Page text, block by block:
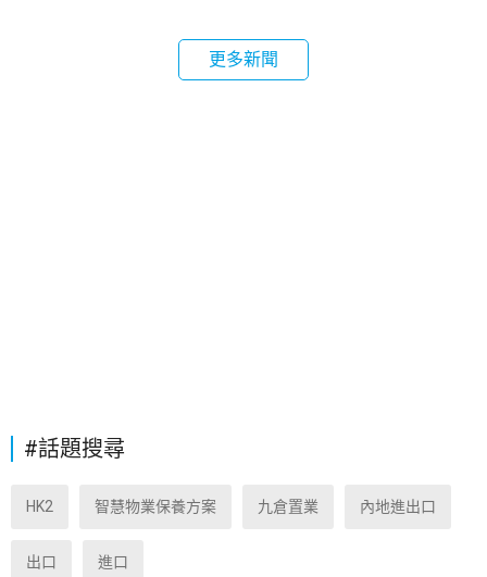
更多新聞
#話題搜尋
HK2 智慧物業保養方案 九倉置業 內地進出口
出口 進口